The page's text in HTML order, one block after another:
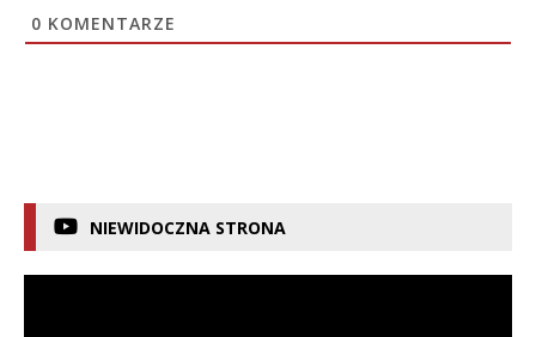
0 KOMENTARZE
NIEWIDOCZNA STRONA